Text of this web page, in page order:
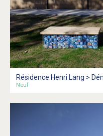
Résidence Henri Lang >
Neuf